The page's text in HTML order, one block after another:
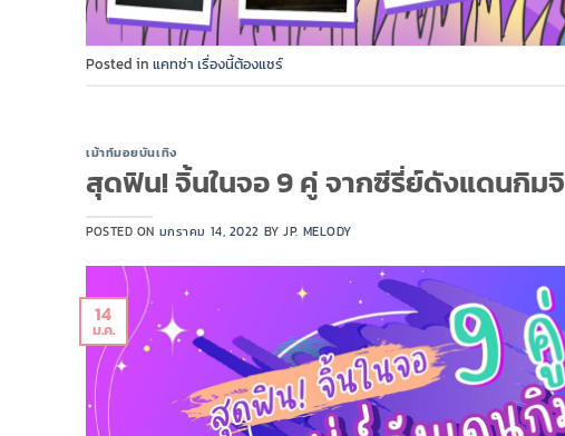
Posted in แคทช่า เรื่องนี้ต้องแชร์
เม้าท์มอยบันเทิง
สุดฟิน! จิ้นในจอ 9 คู่ จากซีรี่ย์ดังแดนกิมจิ
POSTED ON มกราคม 14, 2022 BYJP. MELODY
14
ม.ค.